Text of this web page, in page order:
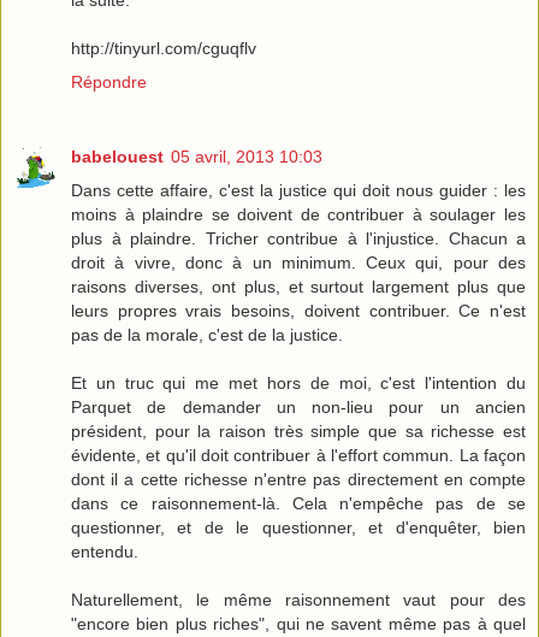
http://tinyurl.com/cguqflv
Répondre
babelouest 05 avril, 2013 10:03
Dans cette affaire, c'est la justice qui doit nous guider : les
moins à plaindre se doivent de contribuer à soulager les
plus à plaindre. Tricher contribue à l'injustice. Chacun a
droit à vivre, donc à un minimum. Ceux qui, pour des
raisons diverses, ont plus, et surtout largement plus que
leurs propres vrais besoins, doivent contribuer. Ce n'est
pas de la morale, c'est de la justice.
Et un truc qui me met hors de moi, c'est l'intention du
Parquet de demander un non-lieu pour un ancien
président, pour la raison très simple que sa richesse est
évidente, et qu'il doit contribuer à l'effort commun. La façon
dont il a cette richesse n'entre pas directement en compte
dans ce raisonnement-là. Cela n'empêche pas de se
questionner, et de le questionner, et d'enquêter, bien
entendu.
Naturellement, le même raisonnement vaut pour des
"encore bien plus riches", qui ne savent même pas à quel